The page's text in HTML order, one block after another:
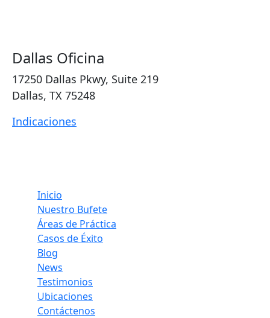
Dallas Oficina
17250 Dallas Pkwy, Suite 219
Dallas, TX 75248
Indicaciones
Inicio
Nuestro Bufete
Áreas de Práctica
Casos de Éxito
Blog
News
Testimonios
Ubicaciones
Contáctenos